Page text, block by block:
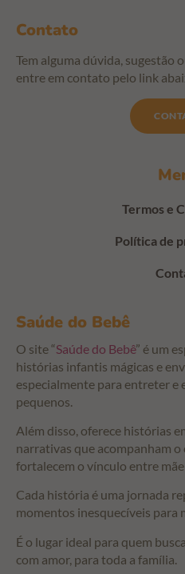
Saúde do Bebê
O site “Saúde do Bebê” é um
histórias infantis mágicas e
especialmente para entreter e
pequenos.
Além disso, oferece histórias
narrativas que acompanham
fortalecem o vínculo entre
Cada história é uma jornada
momentos inesquecíveis para
É o lugar ideal para quem
com amor, para toda a família.
Termos e
Política de
Contato
Tem alguma dúvida, sugestão
entre em contato pelo link